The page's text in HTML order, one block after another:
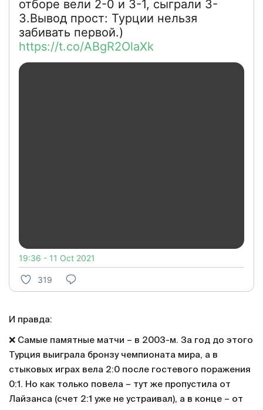
отборе вели 2-0 и 3-1, сыграли 3-
3.Вывод прост: Турции нельзя
забивать первой.)
https://t.co/ABgR2OlaXk
19:36 - 11 Oct 2021
319
И правда:
❌ Самые памятные матчи – в 2003-м. За год до этого
Турция выиграла бронзу чемпионата мира, а в
стыковых играх вела 2:0 после гостевого поражения
0:1. Но как только повела – тут же пропустила от
Лайзанса (счет 2:1 уже не устраивал), а в конце – от